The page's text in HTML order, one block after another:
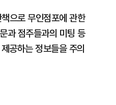
으로 무인점포에 관한
과 점주들과의 미팅 등
공하는 정보들을 주의